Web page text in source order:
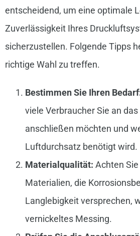
entscheidend, um eine optimale
Zuverlässigkeit Ihres
sicherzustellen. Folgende Tipps
richtige Wahl zu treffen.
Bestimmen Sie Ihren
viele Verbraucher Sie an
anschließen möchten und
Luftdurchsatz benötigt wird.
Materialqualität: Achten
Materialien, die
Langlebigkeit versprechen,
vernickeltes Messing.